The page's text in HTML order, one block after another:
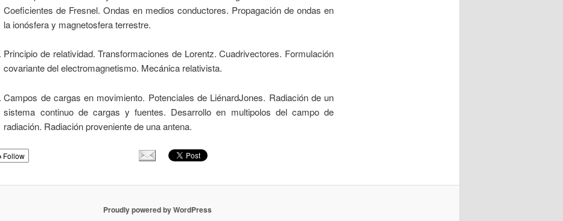
Coeficientes de Fresnel. Ondas en medios conductores. Propagación de ondas en
la ionósfera y magnetosfera terrestre.
Principio de relatividad. Transformaciones de Lorentz. Cuadrivectores. Formulación
covariante del electromagnetismo. Mecánica relativista.
Campos de cargas en movimiento. Potenciales de Liénard­Jones. Radiación de un
sistema continuo de cargas y fuentes. Desarrollo en multipolos del campo de
radiación. Radiación proveniente de una antena.
Follow
Proudly powered by WordPress